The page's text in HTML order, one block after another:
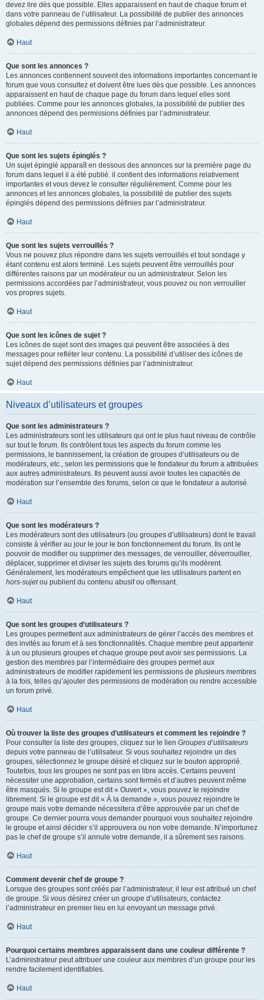
devez lire dès que possible. Elles apparaissent en haut de chaque forum et
dans votre panneau de l’utilisateur. La possibilité de publier des annonces
globales dépend des permissions définies par l’administrateur.
Haut
Que sont les annonces ?
Les annonces contiennent souvent des informations importantes concernant le
forum que vous consultez et doivent être lues dès que possible. Les annonces
apparaissent en haut de chaque page du forum dans lequel elles sont
publiées. Comme pour les annonces globales, la possibilité de publier des
annonces dépend des permissions définies par l’administrateur.
Haut
Que sont les sujets épinglés ?
Un sujet épinglé apparaît en dessous des annonces sur la première page du
forum dans lequel il a été publié. il contient des informations relativement
importantes et vous devez le consulter régulièrement. Comme pour les
annonces et les annonces globales, la possibilité de publier des sujets
épinglés dépend des permissions définies par l’administrateur.
Haut
Que sont les sujets verrouillés ?
Vous ne pouvez plus répondre dans les sujets verrouillés et tout sondage y
étant contenu est alors terminé. Les sujets peuvent être verrouillés pour
différentes raisons par un modérateur ou un administrateur. Selon les
permissions accordées par l’administrateur, vous pouvez ou non verrouiller
vos propres sujets.
Haut
Que sont les icônes de sujet ?
Les icônes de sujet sont des images qui peuvent être associées à des
messages pour refléter leur contenu. La possibilité d’utiliser des icônes de
sujet dépend des permissions définies par l’administrateur.
Haut
Niveaux d’utilisateurs et groupes
Que sont les administrateurs ?
Les administrateurs sont les utilisateurs qui ont le plus haut niveau de contrôle
sur tout le forum. Ils contrôlent tous les aspects du forum comme les
permissions, le bannissement, la création de groupes d’utilisateurs ou de
modérateurs, etc., selon les permissions que le fondateur du forum a attribuées
aux autres administrateurs. Ils peuvent aussi avoir toutes les capacités de
modération sur l’ensemble des forums, selon ce que le fondateur a autorisé.
Haut
Que sont les modérateurs ?
Les modérateurs sont des utilisateurs (ou groupes d’utilisateurs) dont le travail
consiste à vérifier au jour le jour le bon fonctionnement du forum. Ils ont le
pouvoir de modifier ou supprimer des messages, de verrouiller, déverrouiller,
déplacer, supprimer et diviser les sujets des forums qu’ils modèrent.
Généralement, les modérateurs empêchent que les utilisateurs partent en
hors-sujetou publient du contenu abusif ou offensant.
Haut
Que sont les groupes d’utilisateurs ?
Les groupes permettent aux administrateurs de gérer l’accès des membres et
des invités au forum et à ses fonctionnalités. Chaque membre peut appartenir
à un ou plusieurs groupes et chaque groupe peut avoir ses permissions. La
gestion des membres par l’intermédiaire des groupes permet aux
administrateurs de modifier rapidement les permissions de plusieurs membres
à la fois, telles qu’ajouter des permissions de modération ou rendre accessible
un forum privé.
Haut
Où trouver la liste des groupes d’utilisateurs et comment les rejoindre ?
Pour consulter la liste des groupes, cliquez sur le lien Groupes d’utilisateurs
depuis votre panneau de l’utilisateur. Si vous souhaitez rejoindre un des
groupes, sélectionnez le groupe désiré et cliquez sur le bouton approprié.
Toutefois, tous les groupes ne sont pas en libre accès. Certains peuvent
nécessiter une approbation, certains sont fermés et d’autres peuvent même
être masqués. Si le groupe est dit « Ouvert », vous pouvez le rejoindre
librement. Si le groupe est dit « À la demande », vous pouvez rejoindre le
groupe mais votre demande nécessitera d’être approuvée par un chef de
groupe. Ce dernier pourra vous demander pourquoi vous souhaitez rejoindre
le groupe et ainsi décider s’il approuvera ou non votre demande. N’importunez
pas le chef de groupe s’il annule votre demande, il a sûrement ses raisons.
Haut
Comment devenir chef de groupe ?
Lorsque des groupes sont créés par l’administrateur, il leur est attribué un chef
de groupe. Si vous désirez créer un groupe d’utilisateurs, contactez
l’administrateur en premier lieu en lui envoyant un message privé.
Haut
Pourquoi certains membres apparaissent dans une couleur différente ?
L’administrateur peut attribuer une couleur aux membres d’un groupe pour les
rendre facilement identifiables.
Haut